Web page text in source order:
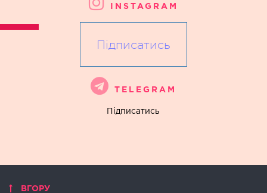
INSTAGRAM
Підписатись
TELEGRAM
Підписатись
ВГОРУ